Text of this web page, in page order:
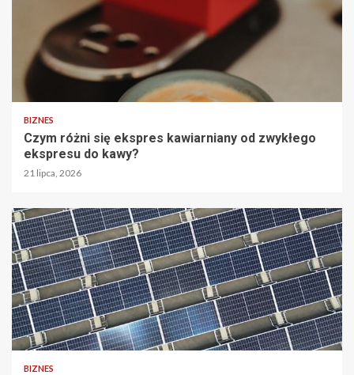
BIZNES
Czym różni się ekspres kawiarniany od zwykłego
ekspresu do kawy?
21 lipca, 2026
BIZNES